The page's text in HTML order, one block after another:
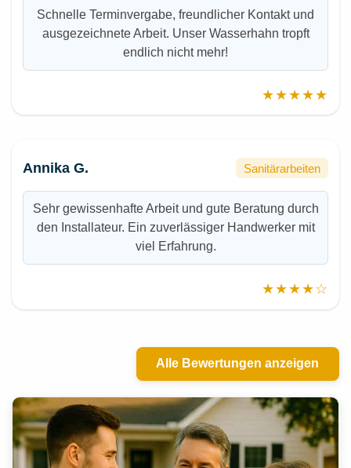
Schnelle Terminvergabe, freundlicher Kontakt und
ausgezeichnete Arbeit. Unser Wasserhahn tropft
endlich nicht mehr!
★★★★★
Annika G. Sanitärarbeiten
Sehr gewissenhafte Arbeit und gute Beratung durch
den Installateur. Ein zuverlässiger Handwerker mit
viel Erfahrung.
★★★★☆
Alle Bewertungen anzeigen